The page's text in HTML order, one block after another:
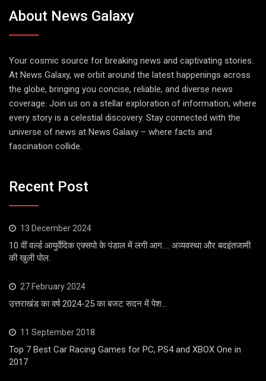
About News Galaxy
Your cosmic source for breaking news and captivating stories.
At News Galaxy, we orbit around the latest happenings across
the globe, bringing you concise, reliable, and diverse news
coverage. Join us on a stellar exploration of information, where
every story is a celestial discovery. Stay connected with the
universe of news at News Galaxy – where facts and
fascination collide.
Recent Post
13 December 2024
10 वीं वर्ल्ड आयुर्वेदिक एक्सपो के पंडाल में लगी आग…. अव्यवस्था और बदइंतजामी
की खुली पोल.
27 February 2024
उत्तराखंड का वर्ष 2024-25 का बजट सदन में पेश…
11 September 2018
Top 7 Best Car Racing Games for PC, PS4 and XBOX One in
2017